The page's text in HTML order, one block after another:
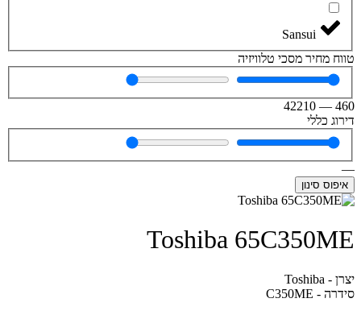
Sansui
טווח מחיר מסכי טלוויזיה
460
—
42210
דירוג כללי
—
איפוס סינון
Toshiba 65C350ME
יצרן - Toshiba
סידרה - C350ME